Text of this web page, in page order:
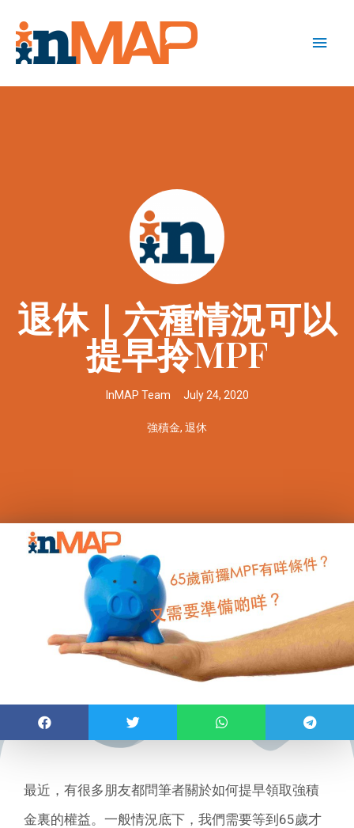
退休｜六種情況可以
提早拎MPF
InMAP Team July 24, 2020
強積金, 退休
最近，有很多朋友都問筆者關於如何提早領取強積
金裏的權益。一般情況底下，我們需要等到65歲才